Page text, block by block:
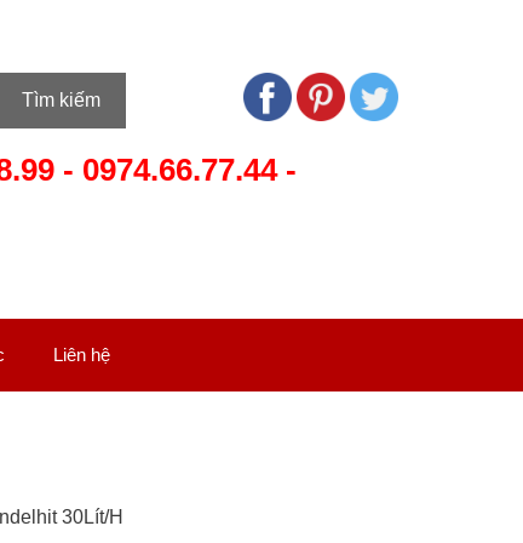
Tìm kiếm
- 0974.66.77.44-
Liên hệ
30Lít/H